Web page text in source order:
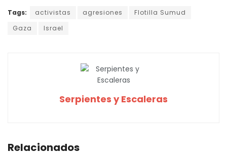
Tags: activistas agresiones
Flotilla Sumud
Gaza
Israel
Serpientes y Escaleras
Relacionados